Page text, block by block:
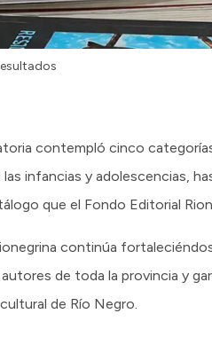
contempló cinco
las infancias y adolescencias,
que el Fondo Editorial
continúa
de toda la provincia y
de Río Negro.